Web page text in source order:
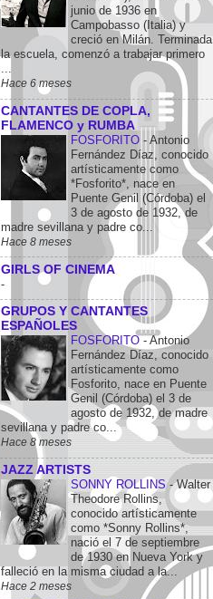
junio de 1936 en
Campobasso (Italia) y
creció en Milán. Terminada
la escuela, comenzó a trabajar primero
...
Hace 6 meses
CANTANTES DE COPLA,
FLAMENCO y RUMBA
FOSFORITO - Antonio
Fernández Díaz, conocido
artísticamente como
*Fosforito*, nace en
Puente Genil (Córdoba) el
3 de agosto de 1932, de
madre sevillana y padre co...
Hace 8 meses
GIRLS OF CINEMA
-
GRUPOS Y CANTANTES
ESPAÑOLES
FOSFORITO-Antonio
Fernández Díaz, conocido
artísticamente como
Fosforito, nace en Puente
Genil (Córdoba) el 3 de
agosto de 1932, de madre
sevillana y padre co...
Hace 8 meses
JAZZ ARTISTS
SONNY ROLLINS-Walter
Theodore Rollins,
conocido artísticamente
como *Sonny Rollins*,
nació el 7 de septiembre
de 1930 en Nueva York y
falleció en la misma ciudad a la...
Hace 2 meses